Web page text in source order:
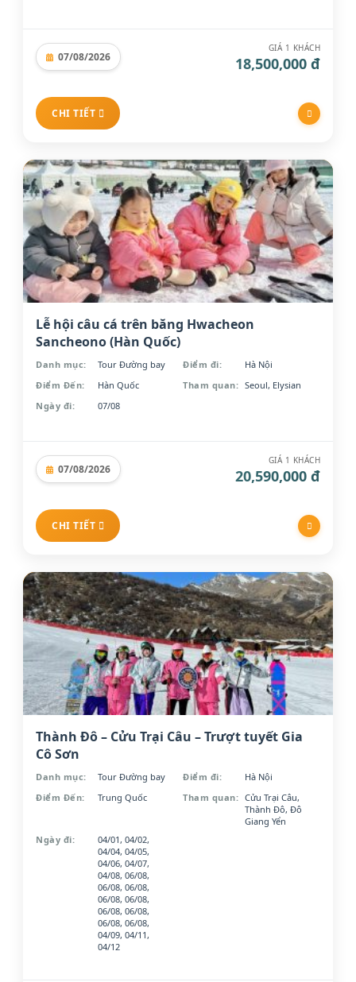
07/08/2026
GIÁ 1 KHÁCH
18,500,000 đ
CHI TIẾT
Lễ hội câu cá trên băng Hwacheon
Sancheono (Hàn Quốc)
Danh mục: Tour Đường bay Điểm đi:
Hà Nội
Điểm Đến:
Hàn Quốc Tham quan: Seoul, Elysian
Ngày đi:
07/08
07/08/2026
GIÁ 1 KHÁCH
20,590,000 đ
CHI TIẾT
Thành Đô – Cửu Trại Câu – Trượt tuyết Gia
Cô Sơn
Danh mục: Tour Đường bay Điểm đi:
Hà Nội
Điểm Đến:
Trung Quốc Tham quan: Cửu Trại Câu,
Thành Đô, Đô
Giang Yển
Ngày đi:
04/01, 04/02,
04/04, 04/05,
04/06, 04/07,
04/08, 06/08,
06/08, 06/08,
06/08, 06/08,
06/08, 06/08,
06/08, 06/08,
04/09, 04/11,
04/12